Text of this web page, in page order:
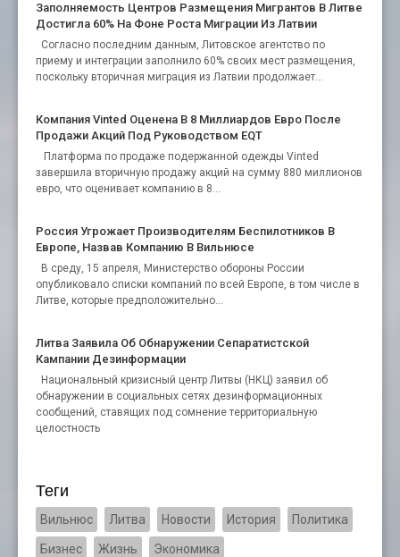
Заполняемость Центров Размещения Мигрантов В Литве
Достигла 60% На Фоне Роста Миграции Из Латвии
Согласно последним данным, Литовское агентство по
приему и интеграции заполнило 60% своих мест размещения,
поскольку вторичная миграция из Латвии продолжает...
Компания Vinted Оценена В 8 Миллиардов Евро После
Продажи Акций Под Руководством EQT
Платформа по продаже подержанной одежды Vinted
завершила вторичную продажу акций на сумму 880 миллионов
евро, что оценивает компанию в 8...
Россия Угрожает Производителям Беспилотников В
Европе, Назвав Компанию В Вильнюсе
В среду, 15 апреля, Министерство обороны России
опубликовало списки компаний по всей Европе, в том числе в
Литве, которые предположительно...
Литва Заявила Об Обнаружении Сепаратистской
Кампании Дезинформации
Национальный кризисный центр Литвы (НКЦ) заявил об
обнаружении в социальных сетях дезинформационных
сообщений, ставящих под сомнение территориальную
целостность
Теги
Вильнюс Литва Новости История Политика
Бизнес Жизнь Экономика